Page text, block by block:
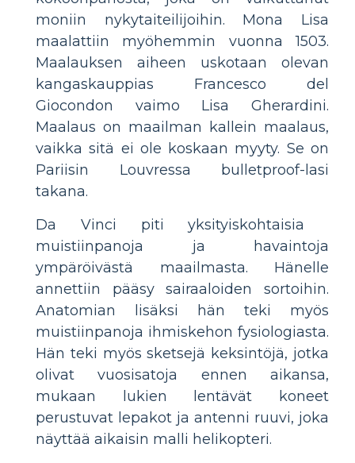
moniin nykytaiteilijoihin. Mona Lisa
maalattiin myöhemmin vuonna 1503.
Maalauksen aiheen uskotaan olevan
kangaskauppias Francesco del
Giocondon vaimo Lisa Gherardini.
Maalaus on maailman kallein maalaus,
vaikka sitä ei ole koskaan myyty. Se on
Pariisin Louvressa bulletproof-lasi
takana.
Da Vinci piti yksityiskohtaisia ​​
muistiinpanoja ja havaintoja
ympäröivästä maailmasta. Hänelle
annettiin pääsy sairaaloiden sortoihin.
Anatomian lisäksi hän teki myös
muistiinpanoja ihmiskehon fysiologiasta.
Hän teki myös sketsejä keksintöjä, jotka
olivat vuosisatoja ennen aikansa,
mukaan lukien lentävät koneet
perustuvat lepakot ja antenni ruuvi, joka
näyttää aikaisin malli helikopteri.